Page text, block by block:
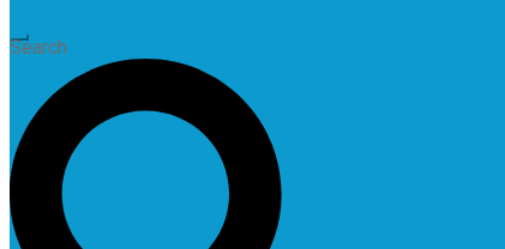
Search